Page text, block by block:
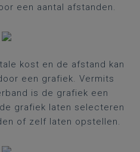
een aantal afstanden.
kost en de afstand kan
een grafiek. Vermits
is de grafiek een
grafiek laten selecteren
of zelf laten opstellen.